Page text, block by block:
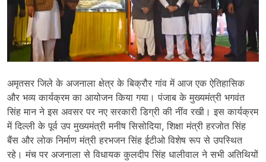
अमृतसर जिले के अजनाला क्षेत्र के बिक्रौर गांव में आज एक ऐतिहासिक
और भव्य कार्यक्रम का आयोजन किया गया। पंजाब के मुख्यमंत्री भगवंत
सिंह मान ने इस अवसर पर नए सरकारी डिग्री की नींव रखी। इस कार्यक्रम
में दिल्ली के पूर्व उप मुख्यमंत्री मनीष सिसोदिया, शिक्षा मंत्री हरजोत सिंह
बैंस और लोक निर्माण मंत्री हरभजन सिंह ईटीओ विशेष रूप से उपस्थित
रहे। मंच पर अजनाला से विधायक कुलदीप सिंह धालीवाल ने सभी अतिथियों